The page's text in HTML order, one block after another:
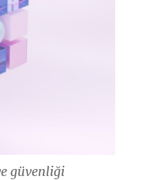
güvenliği